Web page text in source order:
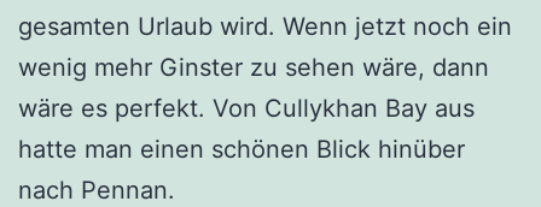
gesamten Urlaub wird. Wenn jetzt noch ein
wenig mehr Ginster zu sehen wäre, dann
wäre es perfekt. Von Cullykhan Bay aus
hatte man einen schönen Blick hinüber
nach Pennan.